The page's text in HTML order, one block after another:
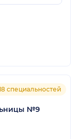
специальностей
№9